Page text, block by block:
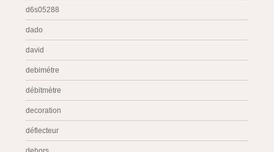
d6s05288
dado
david
debimétre
débitmètre
decoration
déflecteur